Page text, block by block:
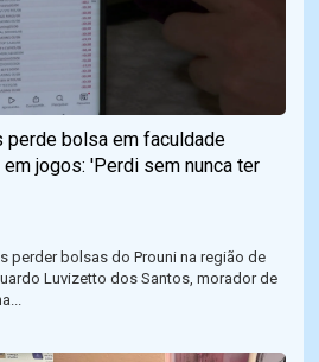
perde bolsa em faculdade
jogos: 'Perdi sem nunca ter
perder bolsas do Prouni na região de
Luvizetto dos Santos, morador de